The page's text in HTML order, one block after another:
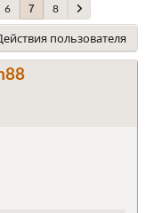
6 7 8
пользователя